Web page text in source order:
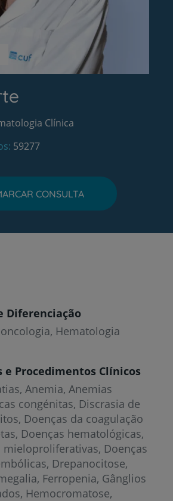
Clínica
59277
CONSULTA
Diferenciação
Hematologia
e Procedimentos Clínicos
Anemia Anemias
congénitas Discrasia de
Doenças da coagulação
Doenças hematológicas
mieloproliferativas Doenças
Drepanocitose
Ferropenia Gânglios
Hemocromatose